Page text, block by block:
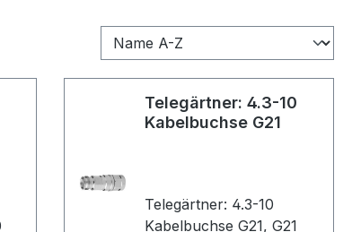
Telegärtner: 4.3-10
Kabelbuchse G21
Telegärtner: 4.3-10
Kabelbuchse G21, G21